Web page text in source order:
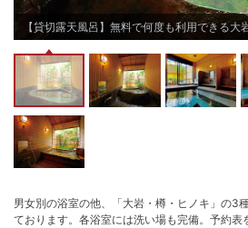
【貸切露天風呂】無料で何度も利用できる大
男女別の浴室の他、「大岩・樽・ヒノキ」の3
ております。各浴室には洗い場も完備。予約表